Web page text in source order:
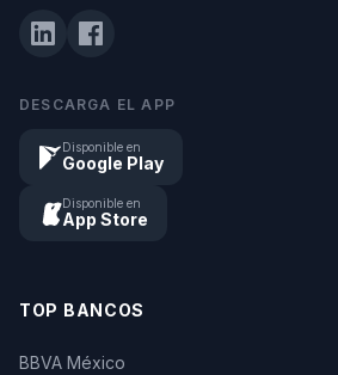
DESCARGA EL APP
Disponible en
Google Play
Disponible en
App Store
TOP BANCOS
BBVA México